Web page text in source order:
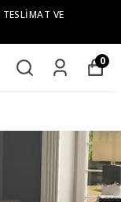
TESLIMAT VE
0